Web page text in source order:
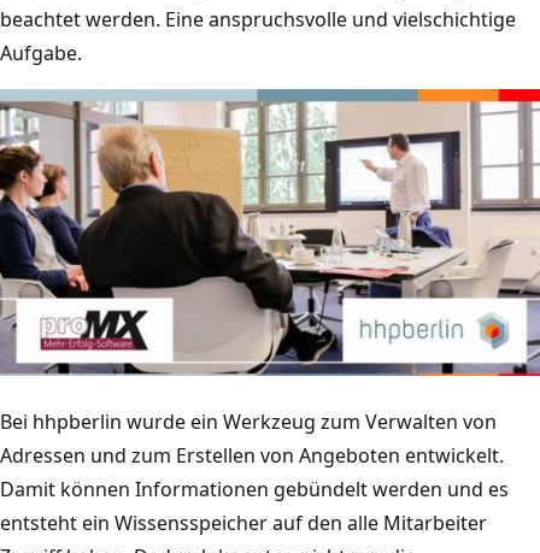
beachtet werden. Eine anspruchsvolle und vielschichtige
Aufgabe.
Bei hhpberlin wurde ein Werkzeug zum Verwalten von
Adressen und zum Erstellen von Angeboten entwickelt.
Damit können Informationen gebündelt werden und es
entsteht ein Wissensspeicher auf den alle Mitarbeiter